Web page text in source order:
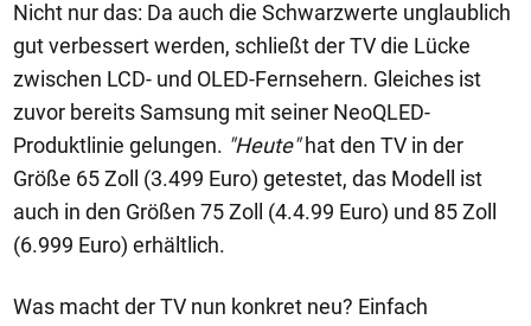
Nicht nur das: Da auch die Schwarzwerte unglaublich
gut verbessert werden, schließt der TV die Lücke
zwischen LCD- und OLED-Fernsehern. Gleiches ist
zuvor bereits Samsung mit seiner NeoQLED-
Produktlinie gelungen. "Heute"hat den TV in der
Größe 65 Zoll (3.499 Euro) getestet, das Modell ist
auch in den Größen 75 Zoll (4.4.99 Euro) und 85 Zoll
(6.999 Euro) erhältlich.
Was macht der TV nun konkret neu? Einfach